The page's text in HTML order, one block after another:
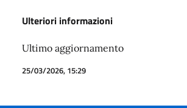
Ulteriori informazioni
Ultimo aggiornamento
25/03/2026, 15:29